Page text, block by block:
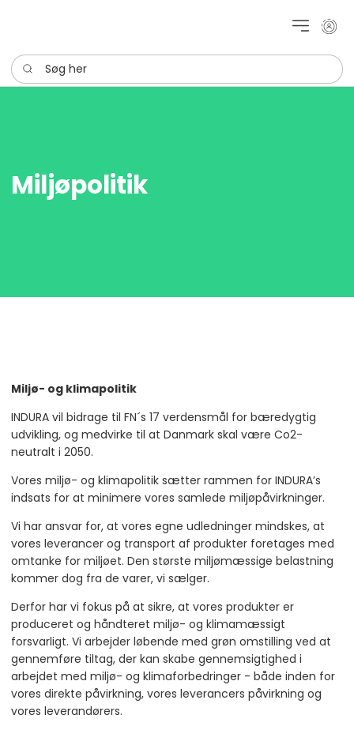
Mit
Søg her
Miljøpolitik
Miljø- og klimapolitik
INDURA vil bidrage til FN´s 17 verdensmål for bæredygtig
udvikling, og medvirke til at Danmark skal være Co2-
neutralt i 2050.
Vores miljø- og klimapolitik sætter rammen for INDURA’s
indsats for at minimere vores samlede miljøpåvirkninger.
Vi har ansvar for, at vores egne udledninger mindskes, at
vores leverancer og transport af produkter foretages med
omtanke for miljøet. Den største miljømæssige belastning
kommer dog fra de varer, vi sælger.
Derfor har vi fokus på at sikre, at vores produkter er
produceret og håndteret miljø- og klimamæssigt
forsvarligt. Vi arbejder løbende med grøn omstilling ved at
gennemføre tiltag, der kan skabe gennemsigtighed i
arbejdet med miljø- og klimaforbedringer - både inden for
vores direkte påvirkning, vores leverancers påvirkning og
vores leverandørers.